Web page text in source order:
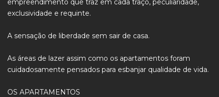
exclusividade e requinte.
A sensação de liberdade sem sair de casa.
As áreas de lazer assim como os apartamentos foram
cuidadosamente pensados para esbanjar qualidade de vida.
OS APARTAMENTOS